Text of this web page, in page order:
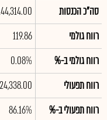
סה"כ הכנסות
רווח גולמי
119.86
רווח גולמי ב-%
0.08%
רווח תפעולי
רווח תפעולי ב-%
86.16%